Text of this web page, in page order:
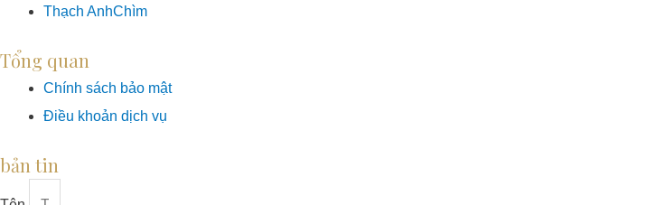
Thạch AnhChìm
Tổng quan
Chính sách bảo mật
Điều khoản dịch vụ
bản tin